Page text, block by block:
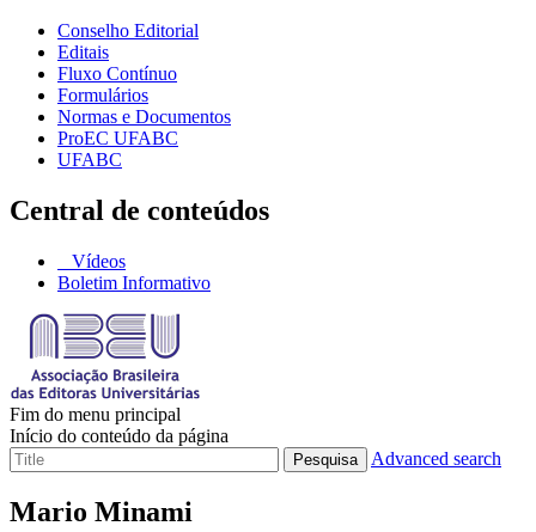
Conselho Editorial
Editais
Fluxo Contínuo
Formulários
Normas e Documentos
ProEC UFABC
UFABC
Central de conteúdos
Vídeos
Boletim Informativo
Fim do menu principal
Início do conteúdo da página
Pesquisa Advanced search
Mario Minami